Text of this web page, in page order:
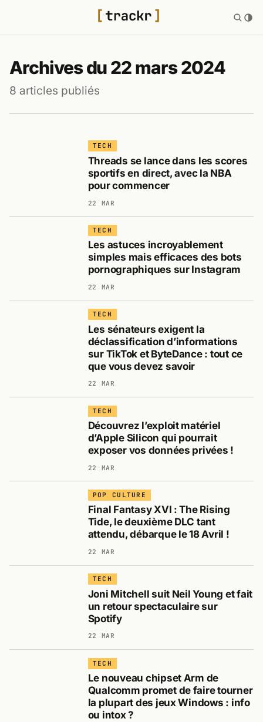
Archives du 22 mars 2024
8 articles publiés
TECH
Threads se lance dans les scores
sportifs en direct, avec la NBA
pour commencer
22 MAR
TECH
Les astuces incroyablement
simples mais efficaces des bots
pornographiques sur Instagram
22 MAR
TECH
Les sénateurs exigent la
déclassification d’informations
sur TikTok et ByteDance : tout ce
que vous devez savoir
22 MAR
TECH
Découvrez l’exploit matériel
d’Apple Silicon qui pourrait
exposer vos données privées !
22 MAR
POP CULTURE
Final Fantasy XVI : The Rising
Tide, le deuxième DLC tant
attendu, débarque le 18 Avril !
22 MAR
TECH
Joni Mitchell suit Neil Young et fait
un retour spectaculaire sur
Spotify
22 MAR
TECH
Le nouveau chipset Arm de
Qualcomm promet de faire tourner
la plupart des jeux Windows : info
ou intox ?